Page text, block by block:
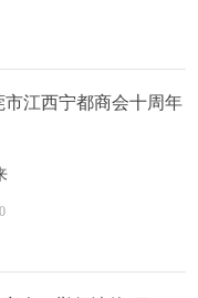
江西宁都商会十周年